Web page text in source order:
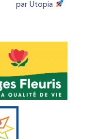
par Utopia